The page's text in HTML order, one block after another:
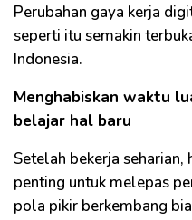
Perubahan gaya kerja
seperti itu semakin
Indonesia.
Menghabiskan waktu
belajar hal baru
Setelah bekerja seharian,
penting untuk melepas
pola pikir berkembang